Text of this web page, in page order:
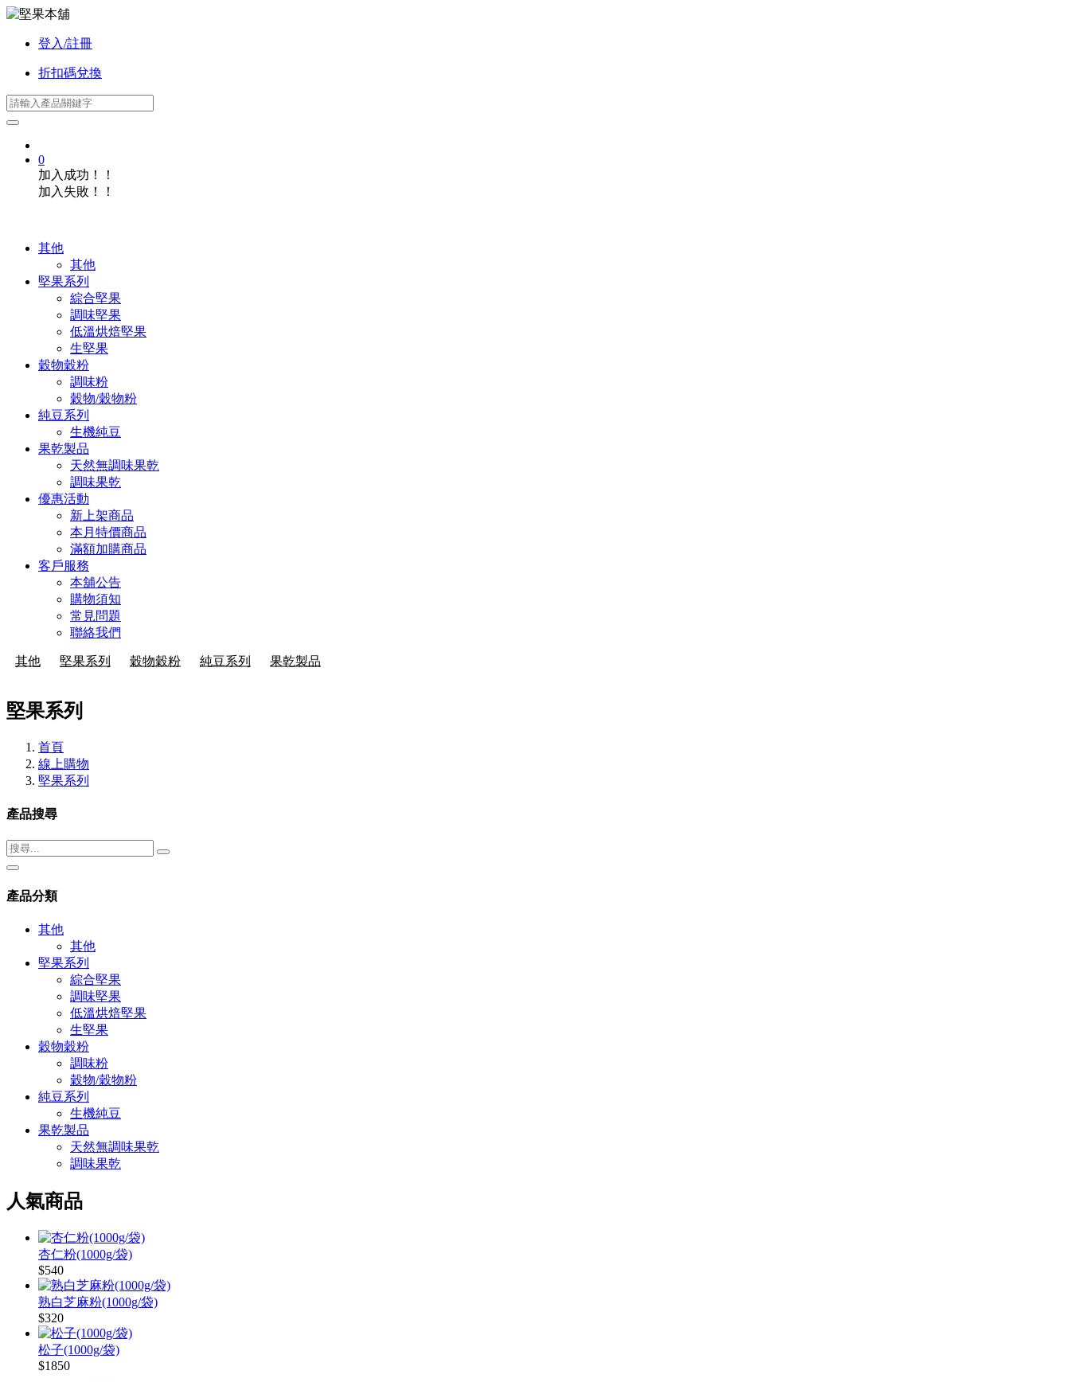
登入/註冊
折扣碼兌換
0
加入成功！！
加入失敗！！
其他
其他
堅果系列
綜合堅果
調味堅果
低溫烘焙堅果
生堅果
穀物穀粉
調味粉
穀物/穀物粉
純豆系列
生機純豆
果乾製品
天然無調味果乾
調味果乾
優惠活動
新上架商品
本月特價商品
滿額加購商品
客戶服務
本舖公告
購物須知
常見問題
聯絡我們
其他 堅果系列 穀物穀粉 純豆系列 果乾製品
堅果系列
首頁
線上購物
堅果系列
產品搜尋
產品分類
其他
其他
堅果系列
綜合堅果
調味堅果
低溫烘焙堅果
生堅果
穀物穀粉
調味粉
穀物/穀物粉
純豆系列
生機純豆
果乾製品
天然無調味果乾
調味果乾
人氣商品
杏仁粉(1000g/袋)
$540
熟白芝麻粉(1000g/袋)
$320
松子(1000g/袋)
$1850